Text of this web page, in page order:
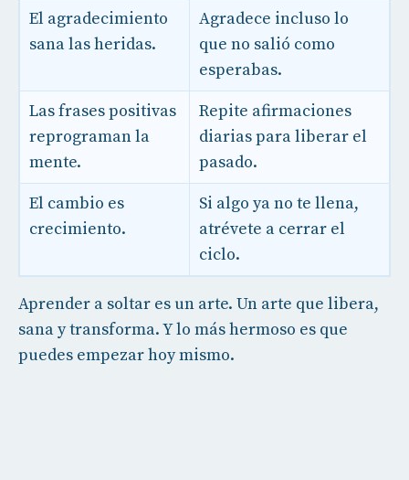
El agradecimiento
sana las heridas.
Agradece incluso lo
que no salió como
esperabas.
Las frases positivas
reprograman la
mente.
Repite afirmaciones
diarias para liberar el
pasado.
El cambio es
crecimiento.
Si algo ya no te llena,
atrévete a cerrar el
ciclo.
Aprender a soltar es un arte. Un arte que libera,
sana y transforma. Y lo más hermoso es que
puedes empezar hoy mismo.